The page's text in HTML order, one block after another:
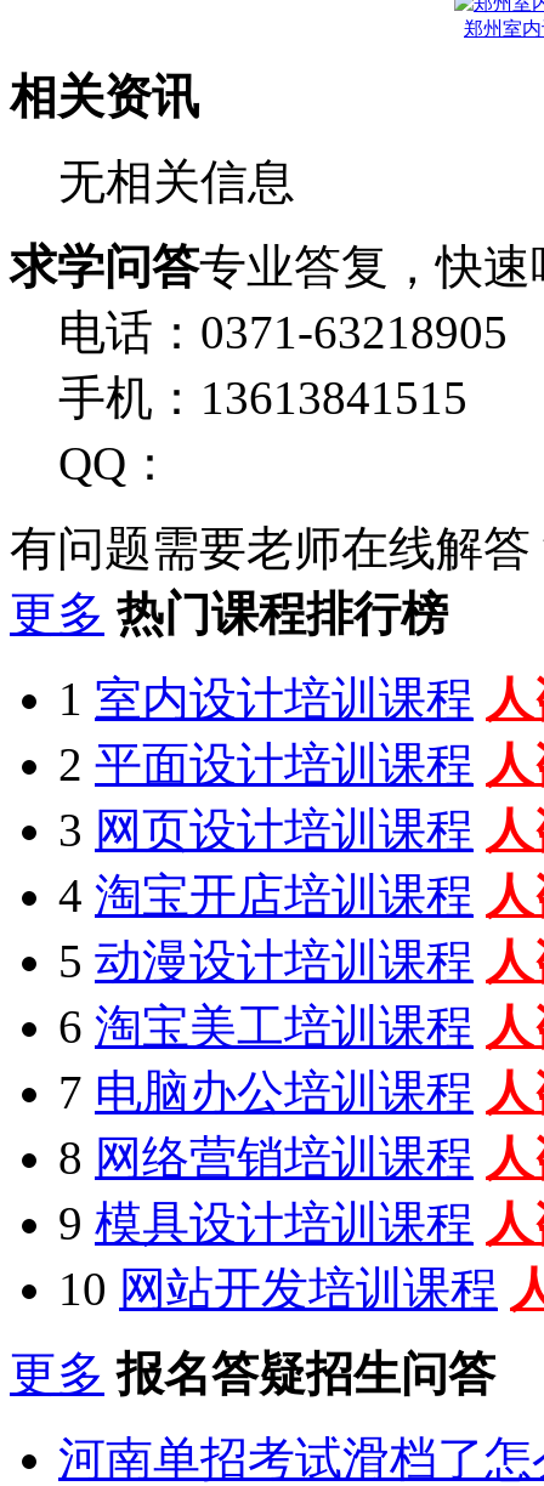
郑州室
相关资讯
无相关信息
求学问答专业答复，快速
电话：0371-63218905
手机：13613841515
QQ：
有问题需要老师在线解答
更多 热门课程排行榜
1 室内设计培训课程
2 平面设计培训课程
3 网页设计培训课程
4 淘宝开店培训课程
5 动漫设计培训课程
6 淘宝美工培训课程
7 电脑办公培训课程
8 网络营销培训课程
9 模具设计培训课程
10 网站开发培训课程
更多 报名答疑招生问答
河南单招考试滑档了